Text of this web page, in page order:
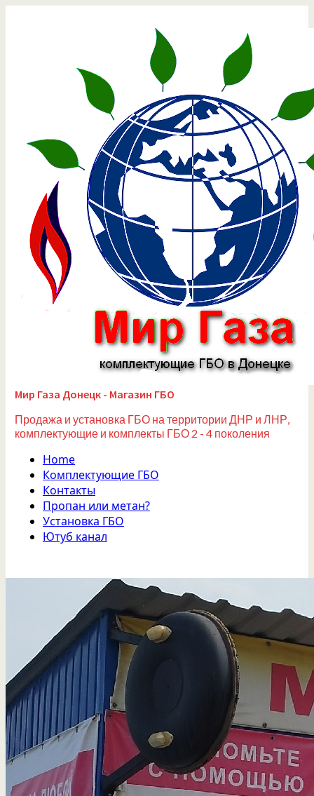
Мир Газа Донецк - Магазин ГБО
Продажа и установка ГБО на территории ДНР и ЛНР,
комплектующие и комплекты ГБО 2 - 4 поколения
Home
Комплектующие ГБО
Контакты
Пропан или метан?
Установка ГБО
Ютуб канал